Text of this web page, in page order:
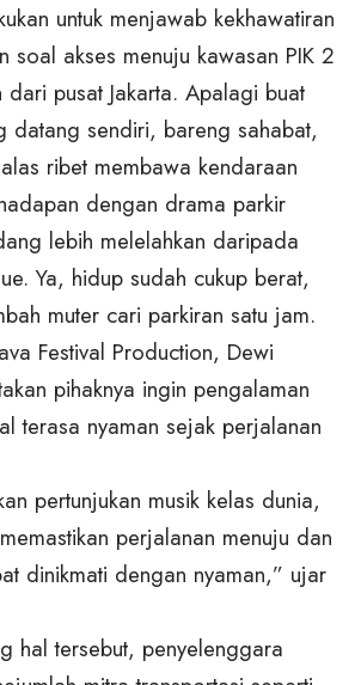
untuk menjawab kekhawatiran
soal akses menuju kawasan PIK 2
pusat Jakarta. Apalagi buat
datang sendiri, bareng sahabat,
ribet membawa kendaraan
dengan drama parkir
lebih melelahkan daripada
Ya, hidup sudah cukup berat,
muter cari parkiran satu jam.
Festival Production, Dewi
pihaknya ingin pengalaman
terasa nyaman sejak perjalanan
pertunjukan musik kelas dunia,
perjalanan menuju dan
dinikmati dengan nyaman,” ujar
hal tersebut, penyelenggara